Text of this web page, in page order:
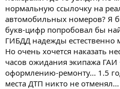
нормальную ссылочку на
автомобильных номеров? Я
букв-цифр попробовал бы
ГИБДД надежды естественно
Но очень хочется наказать
часов ожидания экипажа
оформлению-ремонту... 1.5
места ДТП никто не отменял...